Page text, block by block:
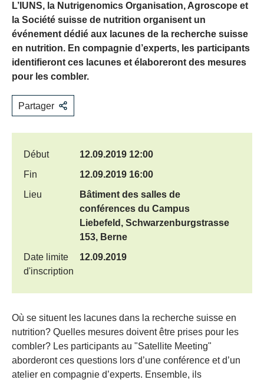
L’IUNS, la Nutrigenomics Organisation, Agroscope et
la Société suisse de nutrition organisent un
événement dédié aux lacunes de la recherche suisse
en nutrition. En compagnie d’experts, les participants
identifieront ces lacunes et élaboreront des mesures
pour les combler.
Partager
Début
12.09.2019 12:00
Fin
12.09.2019 16:00
Lieu
Bâtiment des salles de
conférences du Campus
Liebefeld, Schwarzenburgstrasse
153, Berne
Date limite
d'inscription
12.09.2019
​Où se situent les lacunes dans la recherche suisse en
nutrition? Quelles mesures doivent être prises pour les
combler? Les participants au "Satellite Meeting"
aborderont ces questions lors d’une conférence et d’un
atelier en compagnie d’experts. Ensemble, ils